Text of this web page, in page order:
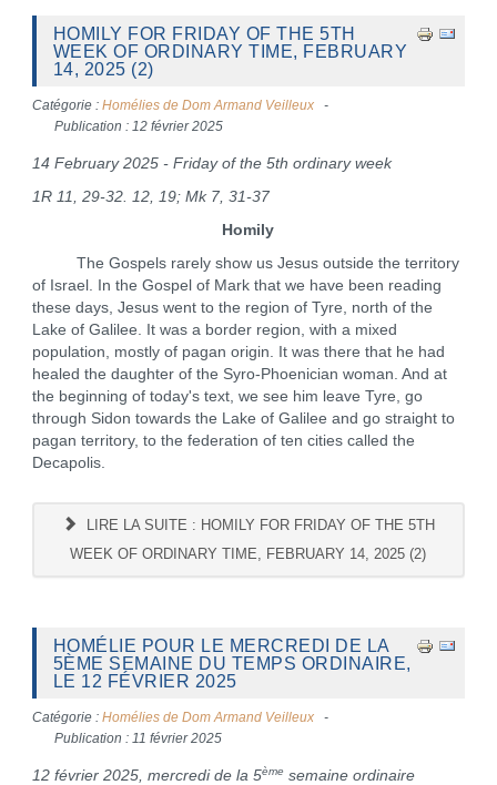
HOMILY FOR FRIDAY OF THE 5TH
WEEK OF ORDINARY TIME, FEBRUARY
14, 2025 (2)
Catégorie : Homélies de Dom Armand Veilleux
Publication : 12 février 2025
14 February 2025 - Friday of the 5th ordinary week
1R 11, 29-32. 12, 19; Mk 7, 31-37
Homily
The Gospels rarely show us Jesus outside the territory
of Israel. In the Gospel of Mark that we have been reading
these days, Jesus went to the region of Tyre, north of the
Lake of Galilee. It was a border region, with a mixed
population, mostly of pagan origin. It was there that he had
healed the daughter of the Syro-Phoenician woman. And at
the beginning of today's text, we see him leave Tyre, go
through Sidon towards the Lake of Galilee and go straight to
pagan territory, to the federation of ten cities called the
Decapolis.
LIRE LA SUITE : HOMILY FOR FRIDAY OF THE 5TH
WEEK OF ORDINARY TIME, FEBRUARY 14, 2025 (2)
HOMÉLIE POUR LE MERCREDI DE LA
5ÈME SEMAINE DU TEMPS ORDINAIRE,
LE 12 FÉVRIER 2025
Catégorie : Homélies de Dom Armand Veilleux
Publication : 11 février 2025
12 février 2025, mercredi de la 5ème semaine ordinaire